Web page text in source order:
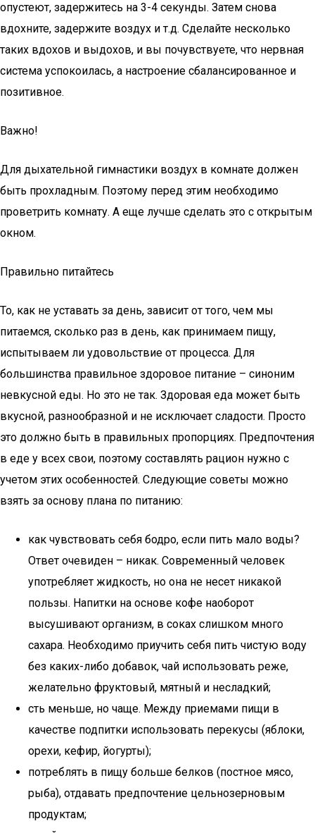
опустеют, задержитесь на 3-4 секунды. Затем снова
вдохните, задержите воздух и т.д. Сделайте несколько
таких вдохов и выдохов, и вы почувствуете, что нервная
система успокоилась, а настроение сбалансированное и
позитивное.
Важно!
Для дыхательной гимнастики воздух в комнате должен
быть прохладным. Поэтому перед этим необходимо
проветрить комнату. А еще лучше сделать это с открытым
окном.
Правильно питайтесь
То, как не уставать за день, зависит от того, чем мы
питаемся, сколько раз в день, как принимаем пищу,
испытываем ли удовольствие от процесса. Для
большинства правильное здоровое питание – синоним
невкусной еды. Но это не так. Здоровая еда может быть
вкусной, разнообразной и не исключает сладости. Просто
это должно быть в правильных пропорциях. Предпочтения
в еде у всех свои, поэтому составлять рацион нужно с
учетом этих особенностей. Следующие советы можно
взять за основу плана по питанию:
как чувствовать себя бодро, если пить мало воды?
Ответ очевиден – никак. Современный человек
употребляет жидкость, но она не несет никакой
пользы. Напитки на основе кофе наоборот
высушивают организм, в соках слишком много
сахара. Необходимо приучить себя пить чистую воду
без каких-либо добавок, чай использовать реже,
желательно фруктовый, мятный и несладкий;
сть меньше, но чаще. Между приемами пищи в
качестве подпитки использовать перекусы (яблоки,
орехи, кефир, йогурты);
потреблять в пищу больше белков (постное мясо,
рыба), отдавать предпочтение цельнозерновым
продуктам;